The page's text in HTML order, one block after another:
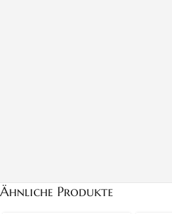
Ähnliche Produkte